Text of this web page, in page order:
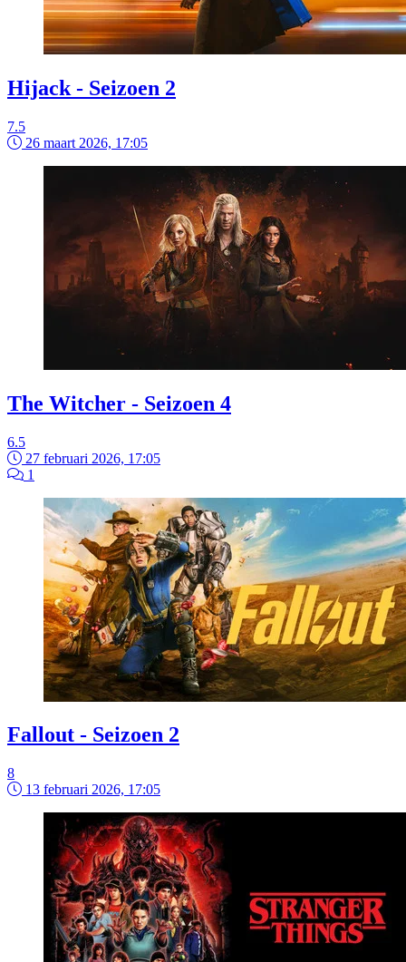
Hijack - Seizoen 2
7.5
26 maart 2026, 17:05
The Witcher - Seizoen 4
6.5
27 februari 2026, 17:05
1
Fallout - Seizoen 2
8
13 februari 2026, 17:05